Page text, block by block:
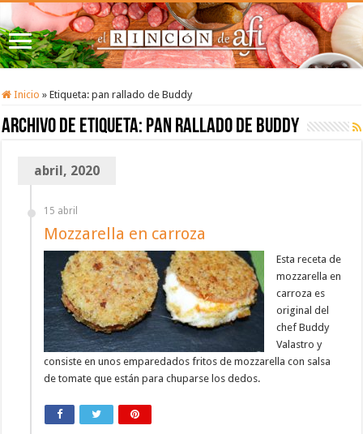
Inicio » Etiqueta:pan rallado de Buddy
Archivo de etiqueta: pan rallado de Buddy
abril, 2020
15 abril
Mozzarella en carroza
Esta receta de
mozzarella en
carroza es
original del
chef Buddy
Valastro y
consiste en unos emparedados fritos de mozzarella con salsa
de tomate que están para chuparse los dedos.